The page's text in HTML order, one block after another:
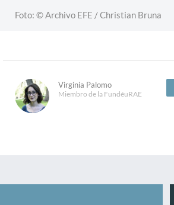
Foto: © Archivo EFE / Christian Bruna
Virginia Palomo
Miembro de la FundéuRAE